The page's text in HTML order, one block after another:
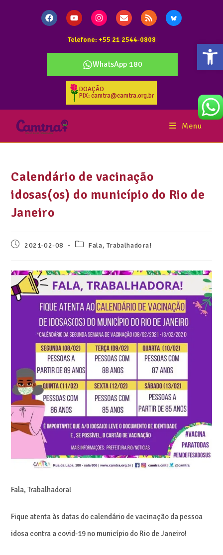
Telefone: +55 21 2544-0808
WhatsApp 180
DOAÇÃO
PIX: camtra@camtra.org.br
Menu
Calendário de vacinação
idosas(os) do município do Rio de
Janeiro
2021-02-08 Fala, Trabalhadora!
Fala, Trabalhadora!
Fique atenta às datas do calendário de vacinação da pessoa
idosa contra a covid-19 no município do Rio de Janeiro!